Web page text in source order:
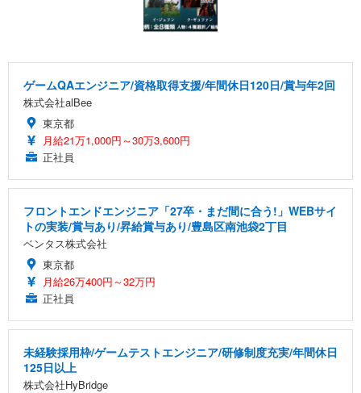
ゲームQAエンジニア/資格取得支援/年間休日120日/賞与年2回
株式会社alBee
東京都
月給21万1,000円～30万3,600円
正社員
フロントエンドエンジニア「27卒・まだ間に合う!」WEBサイ
トの実装/賞与あり/昇給賞与あり/豊島区南池袋2丁目
ベンタス株式会社
東京都
月給26万400円～32万円
正社員
未経験採用枠/ゲームテストエンジニア/研修制度充実/年間休日
125日以上
株式会社HyBridge